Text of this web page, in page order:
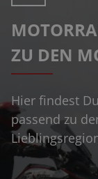
ZU DEN
Hier findest
passend zu